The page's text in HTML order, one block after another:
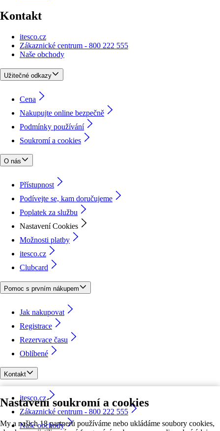
Nastavení soukromí a cookies
My a našich 18 partnerů používáme nebo ukládáme soubory cookies,
Kontakt
itesco.cz
Zákaznické centrum - 800 222 555
Naše obchody
Užitečné odkazy
Cena
Nakupujte online bezpečně
Podmínky používání
Soukromí a cookies
O nás
Přístupnost
Podívejte se, kam doručujeme
Poplatek za službu
Nastavení Cookies
Možnosti platby
itesco.cz
Clubcard
Pomoc s prvním nákupem
Jak nakupovat
Registrace
Rezervace času
Oblíbené
Kontakt
itesco.cz
Zákaznické centrum - 800 222 555
Naše obchody